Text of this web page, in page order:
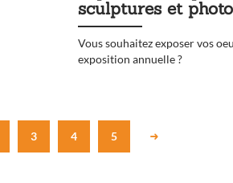
sculptures et
Vous souhaitez exposer vos
exposition annuelle ?
3 4 5